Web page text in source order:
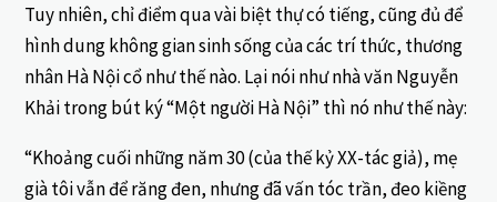
Tuy nhiên, chỉ điểm qua vài biệt thự có tiếng, cũng đủ để
hình dung không gian sinh sống của các trí thức, thương
nhân Hà Nội cổ như thế nào. Lại nói như nhà văn Nguyễn
Khải trong bút ký “Một người Hà Nội” thì nó như thế này:
“Khoảng cuối những năm 30 (của thế kỷ XX-tác giả), mẹ
già tôi vẫn để răng đen, nhưng đã vấn tóc trần, đeo kiềng